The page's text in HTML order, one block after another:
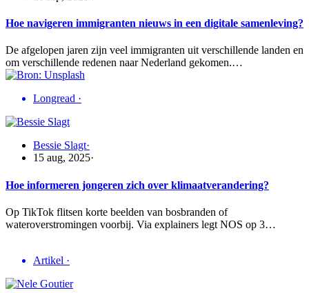
Hoe navigeren immigranten nieuws in een digitale samenleving?
De afgelopen jaren zijn veel immigranten uit verschillende landen en
om verschillende redenen naar Nederland gekomen.…
Longread ·
Bessie Slagt·
15 aug, 2025·
Hoe informeren jongeren zich over klimaatverandering?
Op TikTok flitsen korte beelden van bosbranden of
wateroverstromingen voorbij. Via explainers legt NOS op 3…
Artikel ·